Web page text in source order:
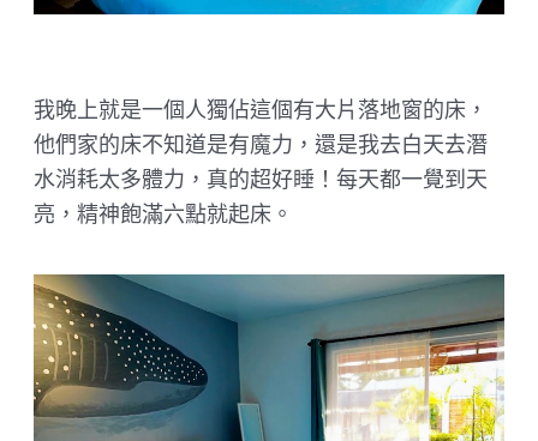
我晚上就是一個人獨佔這個有大片落地窗的床，
他們家的床不知道是有魔力，還是我去白天去潛
水消耗太多體力，真的超好睡！每天都一覺到天
亮，精神飽滿六點就起床。